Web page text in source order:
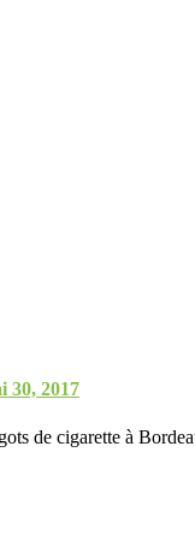
30, 2017
de cigarette à